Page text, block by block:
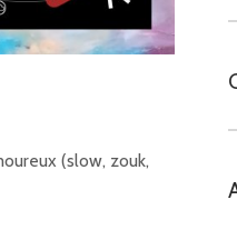
(slow, zouk,